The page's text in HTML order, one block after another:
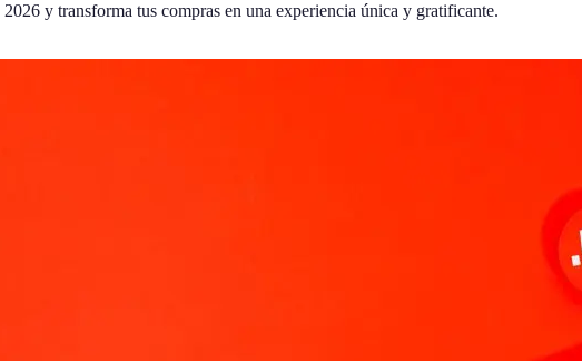
y transforma tus compras en una experiencia única y gratificante.